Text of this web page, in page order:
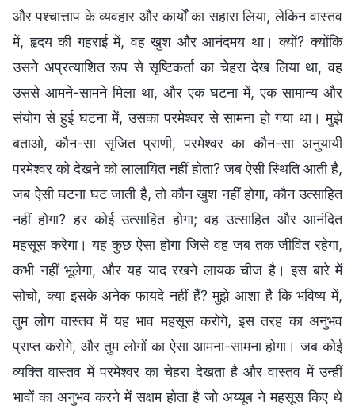
और पश्चात्ताप के व्यवहार और कार्यों का सहारा लिया, लेकिन वास्तव
में, हृदय की गहराई में, वह खुश और आनंदमय था। क्यों? क्योंकि
उसने अप्रत्याशित रूप से सृष्टिकर्ता का चेहरा देख लिया था, वह
उससे आमने-सामने मिला था, और एक घटना में, एक सामान्य और
संयोग से हुई घटना में, उसका परमेश्वर से सामना हो गया था। मुझे
बताओ, कौन-सा सृजित प्राणी, परमेश्वर का कौन-सा अनुयायी
परमेश्वर को देखने को लालायित नहीं होता? जब ऐसी स्थिति आती है,
जब ऐसी घटना घट जाती है, तो कौन खुश नहीं होगा, कौन उत्साहित
नहीं होगा? हर कोई उत्साहित होगा; वह उत्साहित और आनंदित
महसूस करेगा। यह कुछ ऐसा होगा जिसे वह जब तक जीवित रहेगा,
कभी नहीं भूलेगा, और यह याद रखने लायक चीज है। इस बारे में
सोचो, क्या इसके अनेक फायदे नहीं हैं? मुझे आशा है कि भविष्य में,
तुम लोग वास्तव में यह भाव महसूस करोगे, इस तरह का अनुभव
प्राप्त करोगे, और तुम लोगों का ऐसा आमना-सामना होगा। जब कोई
व्यक्ति वास्तव में परमेश्वर का चेहरा देखता है और वास्तव में उन्हीं
भावों का अनुभव करने में सक्षम होता है जो अय्यूब ने महसूस किए थे